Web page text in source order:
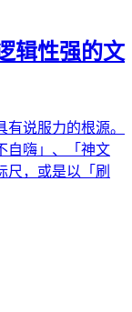
辑性强的文
说服力的根源。
自嗨」、「神文
尺，或是以「刷